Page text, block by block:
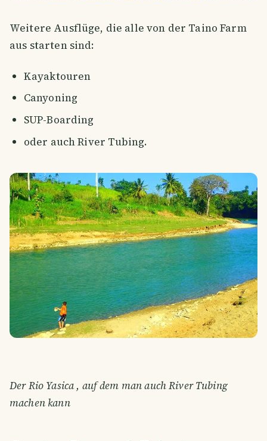
Weitere Ausflüge, die alle von der Taino Farm
aus starten sind:
Kayaktouren
Canyoning
SUP-Boarding
oder auch River Tubing.
Der Rio Yasica , auf dem man auch River Tubing
machen kann